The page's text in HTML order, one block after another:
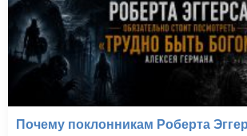
Почему поклонникам Роберта